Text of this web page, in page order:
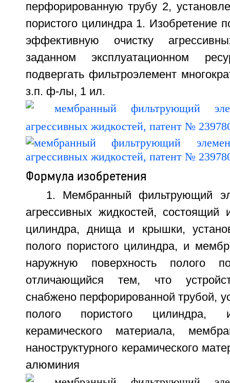
перфорированную трубу 2,
пористого цилиндра 1. Изобретение
эффективную очистку
заданном эксплуатационном
подвергать фильтроэлемент
з.п. ф-лы, 1 ил.
Формула изобретения
1. Мембранный фильтрующий
агрессивных жидкостей, состоящий
цилиндра, днища и крышки,
полого пористого цилиндра, и
наружную поверхность полого
отличающийся тем, что
снабжено перфорированной трубой,
полого пористого цилиндра,
керамического материала,
наноструктурного керамического